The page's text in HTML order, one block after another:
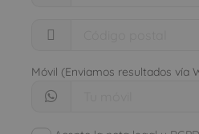
limitados
Móvil (Enviamos resultados vía